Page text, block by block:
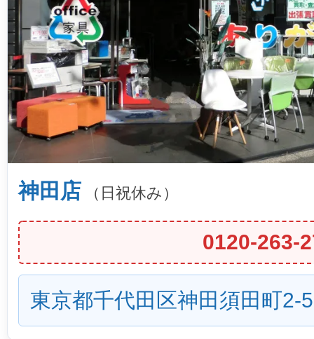
神田店 （日祝休み）
0120-263-
東京都千代田区神田須田町2-